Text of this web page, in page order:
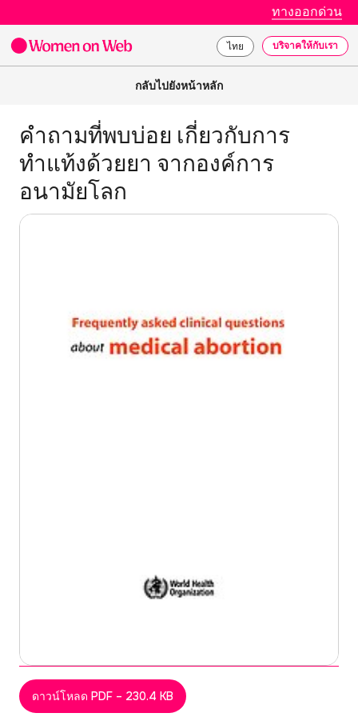
ทางออกด่วน
ไทย บริจาคให้กับเรา
กลับไปยังหน้าหลัก
คำถามที่พบบ่อย เกี่ยวกับการ
ทำแท้งด้วยยา จากองค์การ
อนามัยโลก
ดาวน์โหลด PDF – 230.4 KB